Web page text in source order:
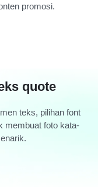
promosi.
quote
teks, pilihan font
membuat foto kata-